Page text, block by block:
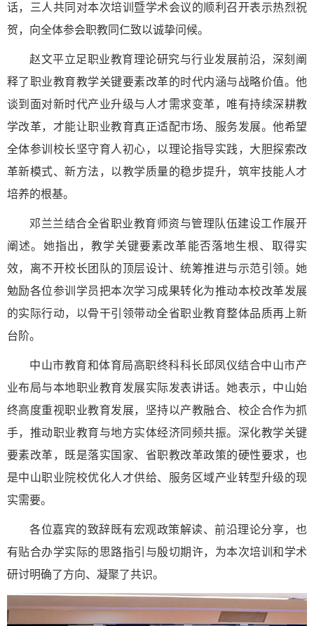
话，三人共同对本次培训暨学术会议的顺利召开表示热烈祝
贺，向全体参会职教同仁致以诚挚问候。
赵文平立足职业教育理论研究与行业发展前沿，深刻阐
释了职业教育教学关键要素改革的时代内涵与战略价值。他
谈到面对新时代产业升级与人才需求变革，唯有持续深耕教
学改革，才能让职业教育真正适配市场、服务发展。他希望
全体参训校长坚守育人初心，以理论指导实践，大胆探索改
革新模式、新方法，以教学质量的稳步提升，筑牢技能人才
培养的根基。
邓兰兰结合全省职业教育师资与管理队伍建设工作展开
阐述。她指出，教学关键要素改革能否落地生根、取得实
效，离不开校长团队的顶层设计、统筹推进与示范引领。她
勉励各位参训学员把本次学习成果转化为推动本校改革发展
的实际行动，以骨干引领带动全省职业教育整体品质再上新
台阶。
中山市教育和体育局高职终科科长邱凤仪结合中山市产
业布局与本地职业教育发展实际发表讲话。她表示，中山始
终高度重视职业教育发展，坚持以产教融合、校企合作为抓
手，推动职业教育与地方实体经济同频共振。深化教学关键
要素改革，既是落实国家、省职教改革政策的硬性要求，也
是中山职业院校优化人才供给、服务区域产业转型升级的现
实需要。
各位嘉宾的致辞既有宏观政策解读、前沿理论分享，也
有贴合办学实际的思路指引与殷切期许，为本次培训和学术
研讨明确了方向、凝聚了共识。